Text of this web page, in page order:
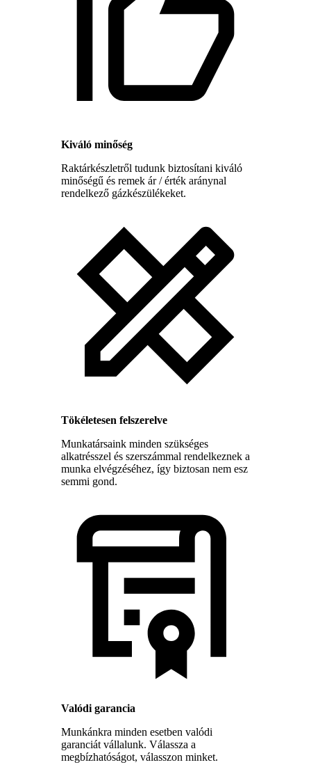
Kiváló minőség
Raktárkészletről tudunk biztosítani kiváló
minőségű és remek ár / érték aránynal
rendelkező gázkészülékeket.
Tökéletesen felszerelve
Munkatársaink minden szükséges
alkatrésszel és szerszámmal rendelkeznek a
munka elvégzéséhez, így biztosan nem esz
semmi gond.
Valódi garancia
Munkánkra minden esetben valódi
garanciát vállalunk. Válassza a
megbízhatóságot, válasszon minket.